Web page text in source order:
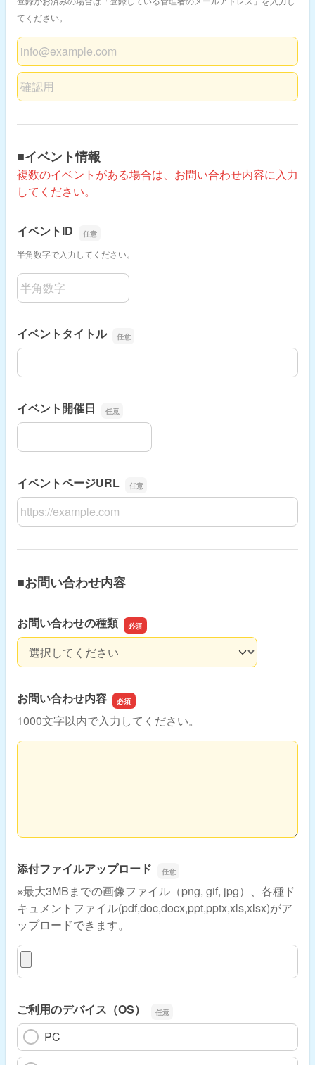
てください。
メールアドレス
メールアドレスの確認用
■イベント情報
複数のイベントがある場合は、お問い合わせ内容に入力
してください。
イベントID
半角数字で入力してください。
イベントID
イベントタイトル
イベントタイトル
イベント開催日
イベント開催日
イベントページURL
イベントページURL
■お問い合わせ内容
お問い合わせの種類
お問い合わせの種類
お問い合わせ内容
1000文字以内で入力してください。
お問い合わせ内容
添付ファイルアップロード
※最大3MBまでの画像ファイル（png, gif, jpg）、各種ド
キュメントファイル(pdf,doc,docx,ppt,pptx,xls,xlsx)がア
ップロードできます。
添付ファイルアップロード
ご利用のデバイス（OS）
PC